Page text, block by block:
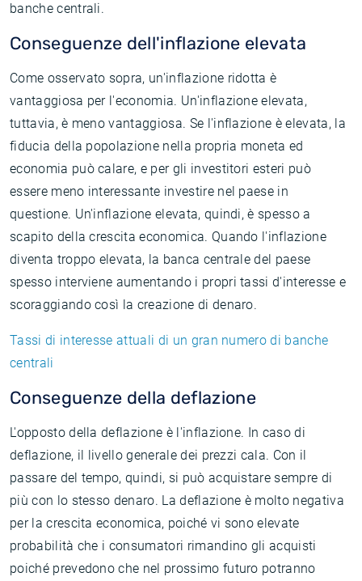
banche centrali.
Conseguenze dell'inflazione elevata
Come osservato sopra, un'inflazione ridotta è
vantaggiosa per l'economia. Un'inflazione elevata,
tuttavia, è meno vantaggiosa. Se l'inflazione è elevata, la
fiducia della popolazione nella propria moneta ed
economia può calare, e per gli investitori esteri può
essere meno interessante investire nel paese in
questione. Un'inflazione elevata, quindi, è spesso a
scapito della crescita economica. Quando l'inflazione
diventa troppo elevata, la banca centrale del paese
spesso interviene aumentando i propri tassi d'interesse e
scoraggiando così la creazione di denaro.
Tassi di interesse attuali di un gran numero di banche
centrali
Conseguenze della deflazione
L'opposto della deflazione è l'inflazione. In caso di
deflazione, il livello generale dei prezzi cala. Con il
passare del tempo, quindi, si può acquistare sempre di
più con lo stesso denaro. La deflazione è molto negativa
per la crescita economica, poiché vi sono elevate
probabilità che i consumatori rimandino gli acquisti
poiché prevedono che nel prossimo futuro potranno